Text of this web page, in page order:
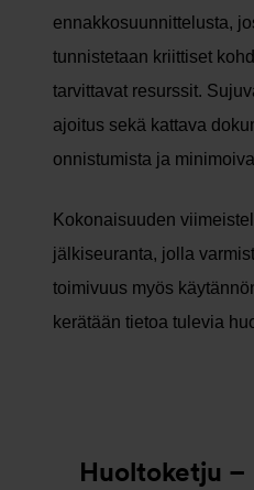
ennakkosuunnittelusta,
tunnistetaan kriittiset
tarvittavat resurssit.
ajoitus sekä kattava
onnistumista ja
Kokonaisuuden
jälkiseuranta, jolla
toimivuus myös
kerätään tietoa tulevia
Huoltoketju –